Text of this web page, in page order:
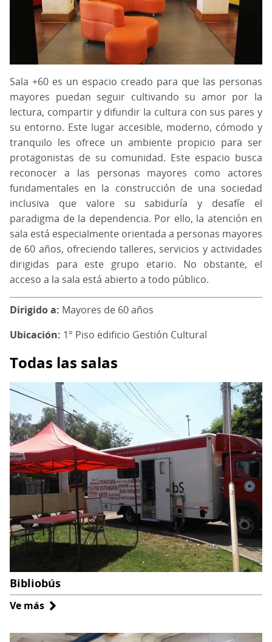
Sala +60 es un espacio creado para que las personas
mayores puedan seguir cultivando su amor por la
lectura, compartir y difundir la cultura con sus pares y
su entorno. Este lugar accesible, moderno, cómodo y
tranquilo les ofrece un ambiente propicio para ser
protagonistas de su comunidad. Este espacio busca
reconocer a las personas mayores como actores
fundamentales en la construcción de una sociedad
inclusiva que valore su sabiduría y desafíe el
paradigma de la dependencia. Por ello, la atención en
sala está especialmente orientada a personas mayores
de 60 años, ofreciendo talleres, servicios y actividades
dirigidas para este grupo etario. No obstante, el
acceso a la sala está abierto a todo público.
Dirigido a Mayores de 60 años
Ubicación 1° Piso edificio Gestión Cultural
Todas las salas
Bibliobús
Ve más sobre